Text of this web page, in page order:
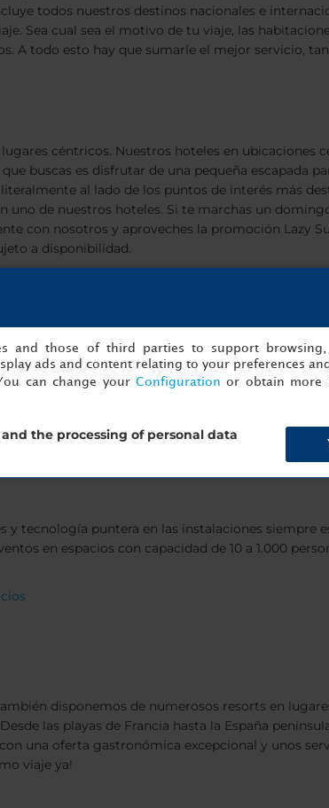
todos nuestros destinos nacionales e
Sea cual sea el motivo de tu viaje, las
A todo esto hay que sumarle el mejor servicio,
céntricos. Nuestros hoteles en ubicaciones
buscas es disfrutar de una pequeña escapada
al lado de los puntos de interés más
uno de nuestros hoteles. Si te marchas un
con nosotros y aproveches la promoción Lazy
a disponibilidad.
y tecnología puntera en las instalaciones siempre
en espacios con capacidad de 10 a 1.000
disponemos de numerosos resorts en
las playas de Francia hasta la España
una oferta gastronómica excepcional y unos
viaje ya!
and those of third parties to support
ads and content relating to your preferences
can change your Configuration or obtain more
the processing of personal data